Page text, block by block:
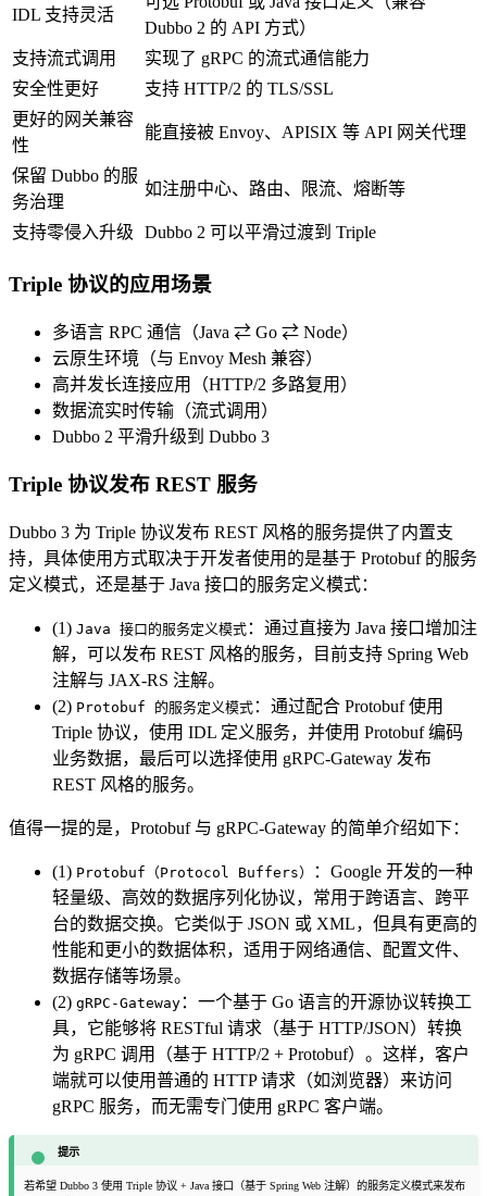
IDL 支持灵活
Dubbo 2 的 API 方式）
支持流式调用
实现了 gRPC 的流式通信能力
安全性更好
支持 HTTP/2 的 TLS/SSL
更好的网关兼容
性
能直接被 Envoy、APISIX 等 API 网关代理
保留 Dubbo 的服
务治理
如注册中心、路由、限流、熔断等
支持零侵入升级 Dubbo 2 可以平滑过渡到 Triple
Triple 协议的应用场景
多语言 RPC 通信（Java ⇄ Go ⇄ Node）
云原生环境（与 Envoy Mesh 兼容）
高并发长连接应用（HTTP/2 多路复用）
数据流实时传输（流式调用）
Dubbo 2 平滑升级到 Dubbo 3
Triple 协议发布 REST 服务
Dubbo 3 为 Triple 协议发布 REST 风格的服务提供了内置支
持，具体使用方式取决于开发者使用的是基于 Protobuf 的服务
定义模式，还是基于 Java 接口的服务定义模式：
(1) Java 接口的服务定义模式 ：通过直接为 Java 接口增加注
解，可以发布 REST 风格的服务，目前支持 Spring Web
注解与 JAX-RS 注解。
(2) Protobuf 的服务定义模式 ：通过配合 Protobuf 使用
Triple 协议，使用 IDL 定义服务，并使用 Protobuf 编码
业务数据，最后可以选择使用 gRPC-Gateway 发布
REST 风格的服务。
值得一提的是，Protobuf 与 gRPC-Gateway 的简单介绍如下：
(1) Protobuf（Protocol Buffers）
：Google 开发的一种
轻量级、高效的数据序列化协议，常用于跨语言、跨平
台的数据交换。它类似于 JSON 或 XML，但具有更高的
性能和更小的数据体积，适用于网络通信、配置文件、
数据存储等场景。
(2) gRPC-Gateway ：一个基于 Go 语言的开源协议转换工
具，它能够将 RESTful 请求（基于 HTTP/JSON）转换
为 gRPC 调用（基于 HTTP/2 + Protobuf）。这样，客户
端就可以使用普通的 HTTP 请求（如浏览器）来访问
gRPC 服务，而无需专门使用 gRPC 客户端。
提示
若希望 Dubbo 3 使用 Triple 协议 + Java 接口（基于 Spring Web 注解）的服务定义模式来发布